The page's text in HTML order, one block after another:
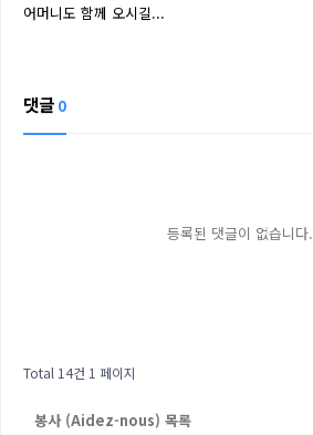
어머니도 함께 오시길...
댓글 0
등록된 댓글이 없습니다.
Total 14건 1 페이지
봉사 (Aidez-nous) 목록